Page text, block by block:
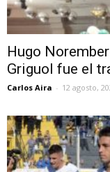
Hugo
Griguol fue el
Carlos Aira - 12 agosto,